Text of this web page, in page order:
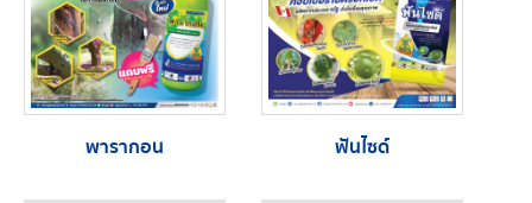
พารากอน ฟันไซด์